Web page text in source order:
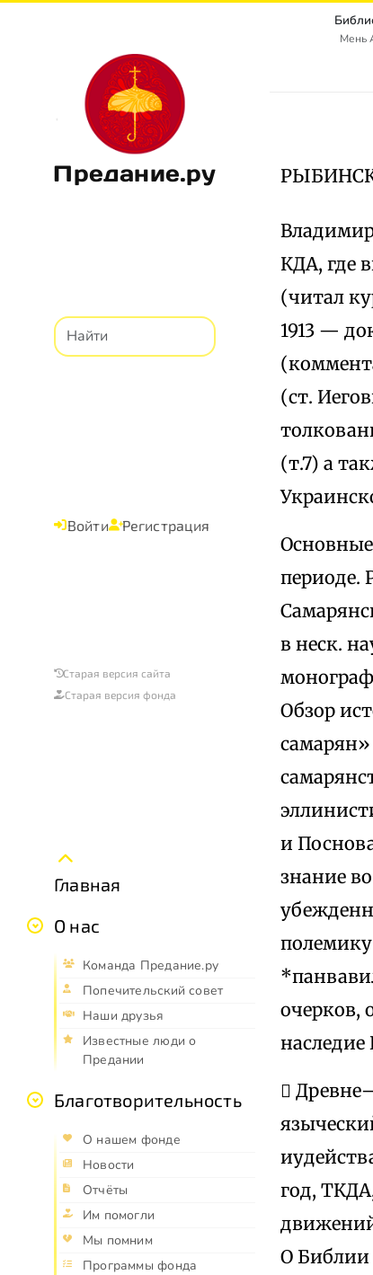
Предание.ру
Войти Регистрация
Старая версия сайта
Старая версия фонда
Главная
О нас
Команда Предание.ру
Попечительский совет
Наши друзья
Известные люди о
Предании
Благотворительность
О нашем фонде
Новости
Отчёты
Им помогли
Мы помним
Программы фонда
Мень
Владимир
КДА, где
(читал
1913 —
(ст.
(т.7) а
периоде.
в неск.
Обзор
самарян»
и
знание
очерков,

год,
О Библии